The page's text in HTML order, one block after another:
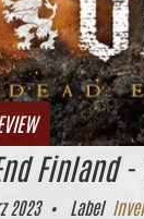
Finland
2023• Label